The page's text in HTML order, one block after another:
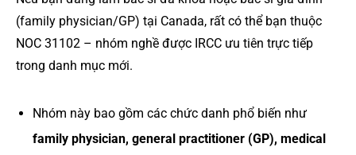
(family physician/GP) tại Canada, rất có thể bạn thuộc
NOC 31102 – nhóm nghề được IRCC ưu tiên trực tiếp
trong danh mục mới.
Nhóm này bao gồm các chức danh phổ biến như
family physician, general practitioner (GP), medical